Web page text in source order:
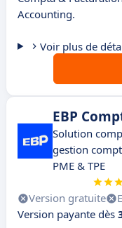
Accounting.
Voir plus de
EBP
Solution
gestion
PME & TPE
Version gratuite
Version payante dès